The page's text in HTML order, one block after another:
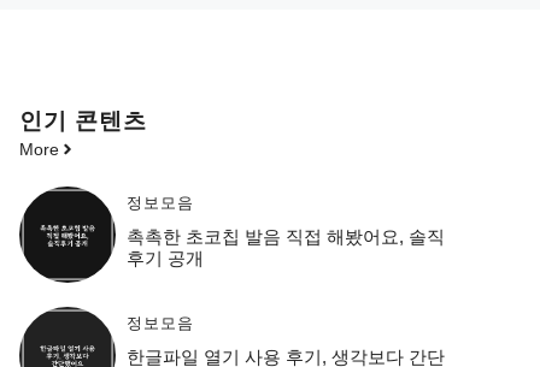
인기 콘텐츠
More
정보모음
촉촉한 초코칩 발음 직접 해봤어요, 솔직
후기 공개
정보모음
한글파일 열기 사용 후기, 생각보다 간단